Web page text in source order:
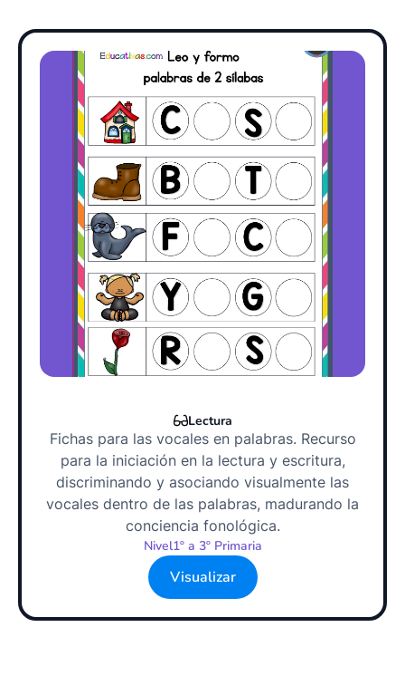
Lectura
Fichas para las vocales en palabras. Recurso
para la iniciación en la lectura y escritura,
discriminando y asociando visualmente las
vocales dentro de las palabras, madurando la
conciencia fonológica.
Nivel1º a 3º Primaria
Visualizar